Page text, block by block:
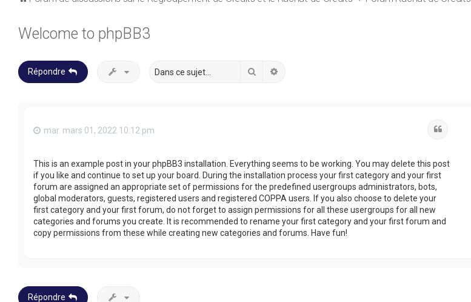
Welcome to phpBB3
Répondre Rechercher
mar. mars 01, 2022 10:12 pm
This is an example post in your phpBB3 installation. Everything seems to be working. You may delete this post
if you like and continue to set up your board. During the installation process your first category and your first
forum are assigned an appropriate set of permissions for the predefined usergroups administrators, bots,
global moderators, guests, registered users and registered COPPA users. If you also choose to delete your
first category and your first forum, do not forget to assign permissions for all these usergroups for all new
categories and forums you create. It is recommended to rename your first category and your first forum and
copy permissions from these while creating new categories and forums. Have fun!
Répondre